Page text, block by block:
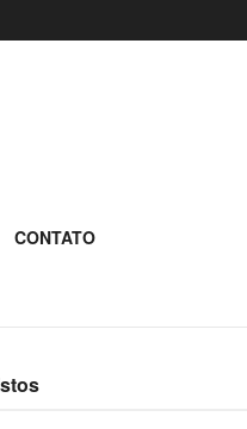
CONTATO